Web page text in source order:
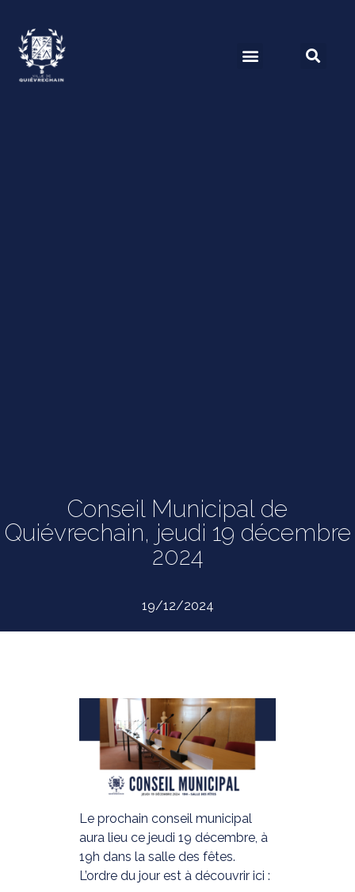
Conseil Municipal de
Quiévrechain, jeudi 19 décembre
2024
19/12/2024
Le prochain conseil municipal
aura lieu ce jeudi 19 décembre, à
19h dans la salle des fêtes.
L’ordre du jour est à découvrir ici :